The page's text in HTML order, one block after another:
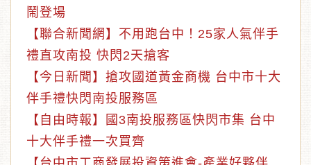
鬧登場
【聯合新聞網】不用跑台中！25家人氣伴手
禮直攻南投 快閃2天搶客
【今日新聞】搶攻國道黃金商機 台中市十大
伴手禮快閃南投服務區
【自由時報】國3南投服務區快閃市集 台中
十大伴手禮一次買齊